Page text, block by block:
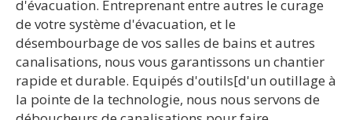
d'évacuation. Entreprenant entre autres le curage
de votre système d'évacuation, et le
désembourbage de vos salles de bains et autres
canalisations, nous vous garantissons un chantier
rapide et durable. Equipés d'outils[d'un outillage à
la pointe de la technologie, nous nous servons de